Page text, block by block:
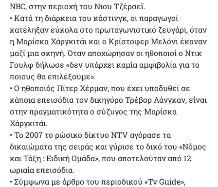
NBC, στην περιοχή του Νιου Τζέρσεϊ.
• Κατά τη διάρκεια του κάστινγκ, οι παραγωγοί
κατέληξαν εύκολα στο πρωταγωνιστικό ζευγάρι, όταν
η Μαρίσκα Χάργκιτάι και ο Κρίστοφερ Μελόνι έκαναν
μαζί μια σκηνή. Όταν αποχώρησαν οι ηθοποιοί ο Ντικ
Γουλφ δήλωσε «δεν υπάρχει καμία αμφιβολία για το
ποιους θα επιλέξουμε».
• Ο ηθοποιός Πίτερ Χέρμαν, που έχει υποδυθεί σε
κάποια επεισόδια τον δικηγόρο Τρέβορ Λάνγκαν, είναι
στην πραγματικότητα ο σύζυγος της Μαρίσκα
Χάργκιτάι.
• Το 2007 το ρώσικο δίκτυο NTV αγόρασε τα
δικαιώματα της σειράς και γύρισε το δικό του «Νόμος
και Τάξη : Ειδική Ομάδα», που αποτελούταν από 12
ωριαία επεισόδια.
• Σύμφωνα με άρθρο του περιοδικού «Tv Guide»,